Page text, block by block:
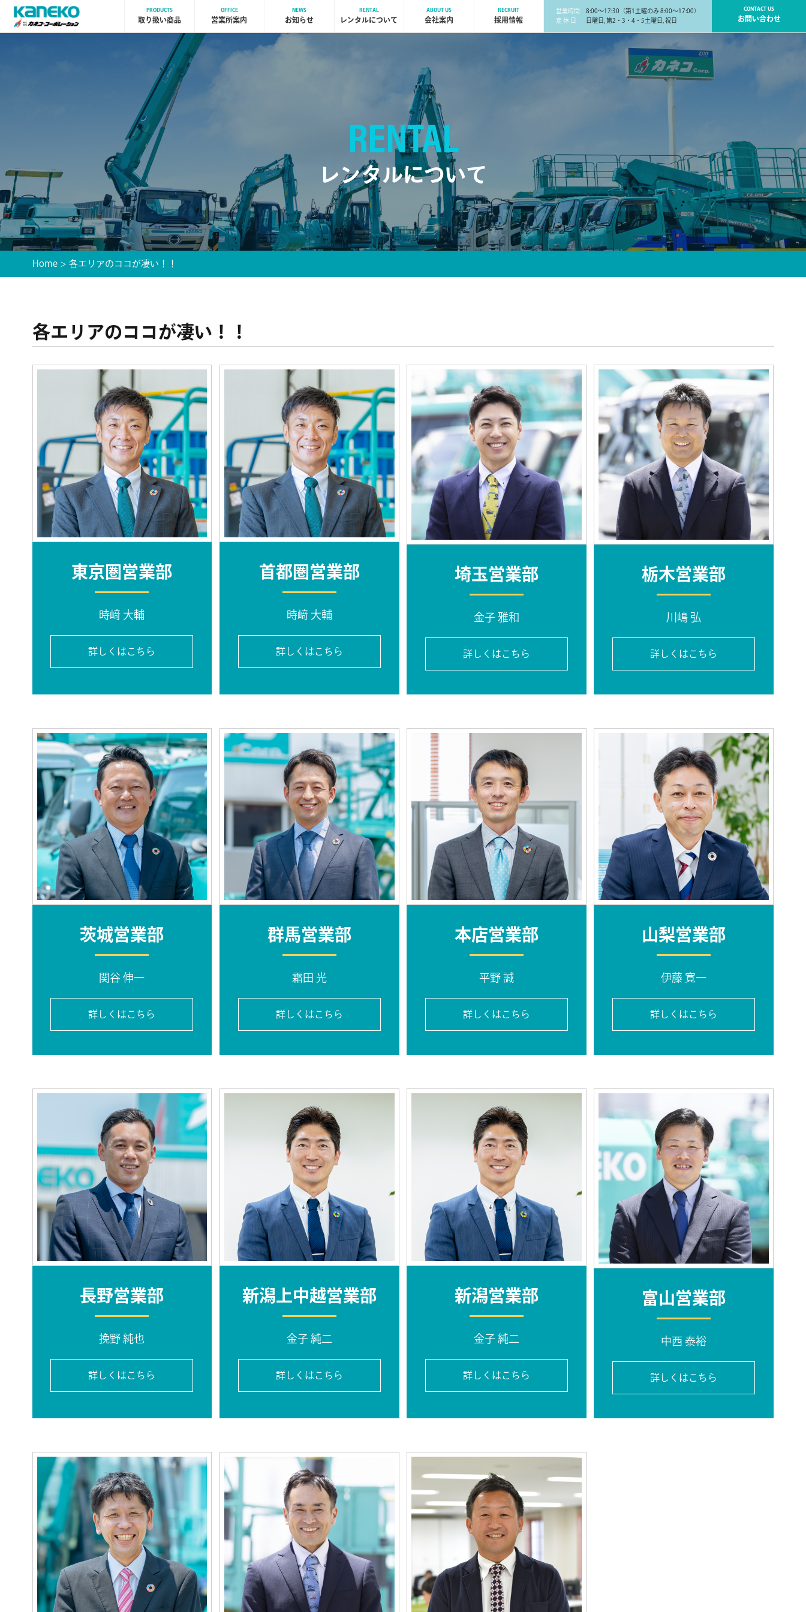
PRODUCTS
取り扱い商品
OFFICE
営業所案内
NEWS
お知らせ
RENTAL
レンタルについて
ABOUT US
会社案内
RECRUIT
採用情報
営業時間
8:00～17:30（第1土曜のみ 8:00～17:00）
定 休 日
日曜日, 第2・3・4・5土曜日, 祝日
CONTACT US
お問い合わせ
RENTAL
レンタルについて
Home 各エリアのココが凄い！！
各エリアのココが凄い！！
東京圏営業部
時﨑 大輔
詳しくはこちら
首都圏営業部
時﨑 大輔
詳しくはこちら
埼玉営業部
金子 雅和
詳しくはこちら
栃木営業部
川嶋 弘
詳しくはこちら
茨城営業部
関谷 伸一
詳しくはこちら
群馬営業部
霜田 光
詳しくはこちら
本店営業部
平野 誠
詳しくはこちら
山梨営業部
伊藤 寛一
詳しくはこちら
長野営業部
挽野 純也
詳しくはこちら
新潟上中越営業部
金子 純二
詳しくはこちら
新潟営業部
金子 純二
詳しくはこちら
富山営業部
中西 泰裕
詳しくはこちら